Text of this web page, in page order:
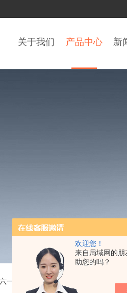
欢迎您！
来自局域网的
助您的吗？
关于我们 产品中心 新
一】电泳仪>DYCZ-27B圆盘电泳仪